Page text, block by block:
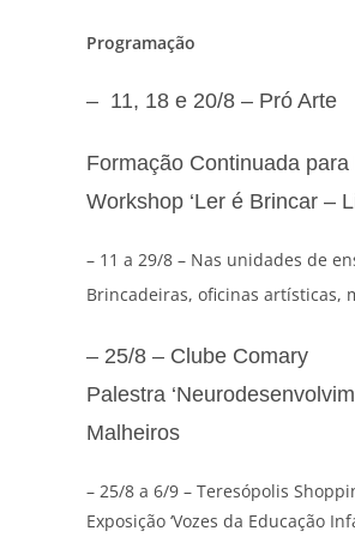
Programação
– 11, 18 e 20/8 – Pró Arte
Formação Continuada
Workshop ‘Ler é Brincar –
– 11 a 29/8 – Nas unidades de
Brincadeiras, oficinas artísticas,
– 25/8 – Clube Comary
Palestra
Malheiros
– 25/8 a 6/9 – Teresópolis
Exposição ‘Vozes da Educação